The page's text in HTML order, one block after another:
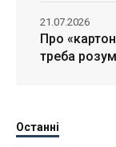
Про
треба
21.07.2026
Останні